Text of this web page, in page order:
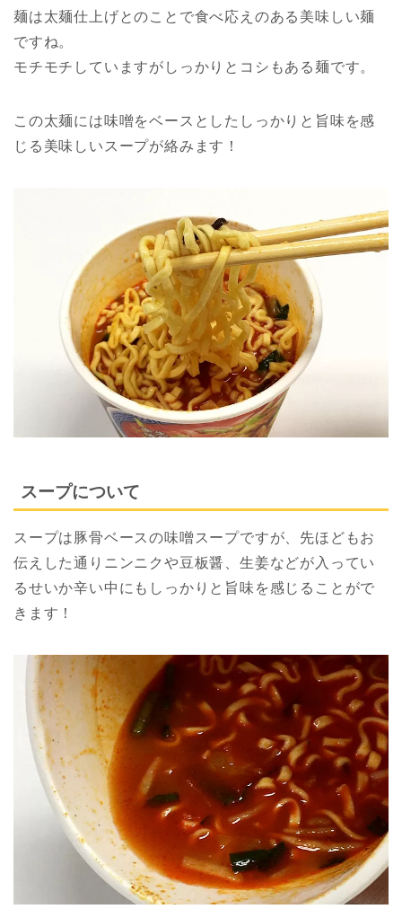
麺は太麺仕上げとのことで食べ応えのある美味しい麺
ですね。
モチモチしていますがしっかりとコシもある麺です。
この太麺には味噌をベースとしたしっかりと旨味を感
じる美味しいスープが絡みます！
スープについて
スープは豚骨ベースの味噌スープですが、先ほどもお
伝えした通りニンニクや豆板醤、生姜などが入ってい
るせいか辛い中にもしっかりと旨味を感じることがで
きます！